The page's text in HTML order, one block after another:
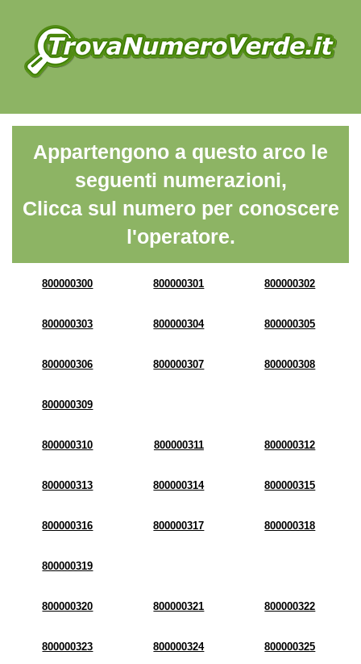
Appartengono a questo arco le
seguenti numerazioni,
Clicca sul numero per conoscere
l'operatore.
800000300 800000301 800000302
800000303 800000304 800000305
800000306 800000307 800000308
800000309
800000310 800000311 800000312
800000313 800000314 800000315
800000316 800000317 800000318
800000319
800000320 800000321 800000322
800000323 800000324 800000325